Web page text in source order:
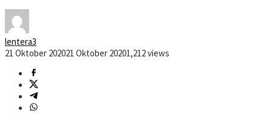
lentera3
21 Oktober 202021 Oktober 20201,212 views